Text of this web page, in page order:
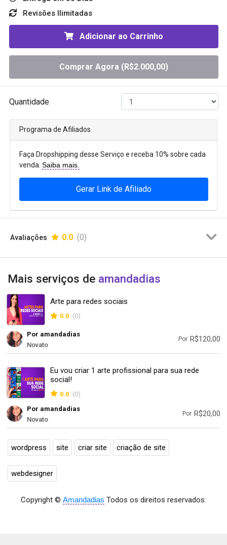
– O conteúdo (textos e imagens) deverá ser enviado pelo cliente
após a compra.
– Caso tenha dúvida entre em contato pelo chat.
Revisões Ilimitadas
Adicionar ao Carrinho
Comprar Agora (R$2.000,00)
Quantidade
Programa de Afiliados
Faça Dropshipping desse Serviço e receba 10% sobre cada
venda. Saiba mais.
Gerar Link de Afiliado
Avaliações 0.0 (0)
Mais serviços de amandadias
Arte para redes sociais
0.0 (0)
Por amandadias
Novato
Por R$120,00
Eu vou criar 1 arte profissional para sua rede
social!
0.0 (0)
Por amandadias
Novato
Por R$20,00
wordpress site criar site criação de site
webdesigner
Copyright © Amandadias Todos os direitos reservados.